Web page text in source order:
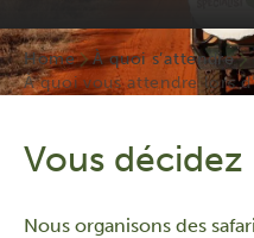
Home
À quoi s’attendre
À quoi vous attendre lors
Vous décidez
Nous organisons des